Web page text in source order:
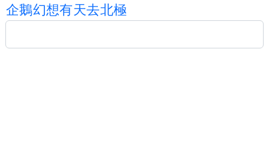
企鵝幻想有天去北極